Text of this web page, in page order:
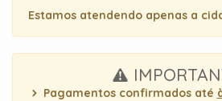
Estamos atendendo apenas a
Pagamentos confirmados até